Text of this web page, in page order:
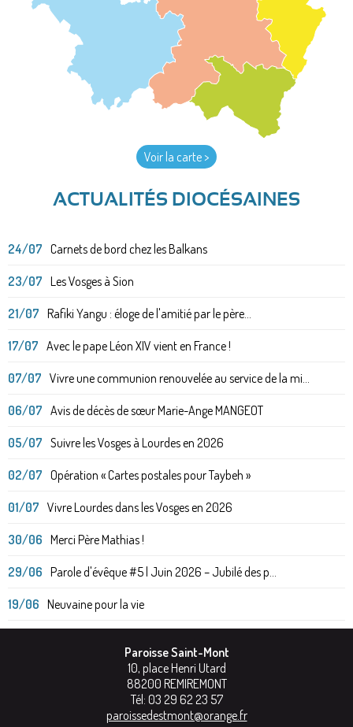
Voir la carte >
ACTUALITÉS DIOCÉSAINES
24/07 Carnets de bord chez les Balkans
23/07 Les Vosges à Sion
21/07 Rafiki Yangu : éloge de l'amitié par le père...
17/07 Avec le pape Léon XIV vient en France !
07/07 Vivre une communion renouvelée au service de la mi...
06/07 Avis de décès de sœur Marie-Ange MANGEOT
05/07 Suivre les Vosges à Lourdes en 2026
02/07 Opération « Cartes postales pour Taybeh »
01/07 Vivre Lourdes dans les Vosges en 2026
30/06 Merci Père Mathias !
29/06 Parole d'évêque #5 | Juin 2026 – Jubilé des p...
19/06 Neuvaine pour la vie
Paroisse Saint-Mont
10, place Henri Utard
88200 REMIREMONT
Tél: 03 29 62 23 57
paroissedestmont@orange.fr